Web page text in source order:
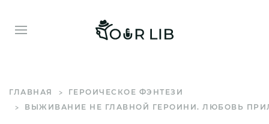
ГЛАВНАЯ
ГЕРОИЧЕСКОЕ ФЭНТЕЗИ
ВЫЖИВАНИЕ НЕ ГЛАВНОЙ ГЕРОИНИ. ЛЮБОВЬ